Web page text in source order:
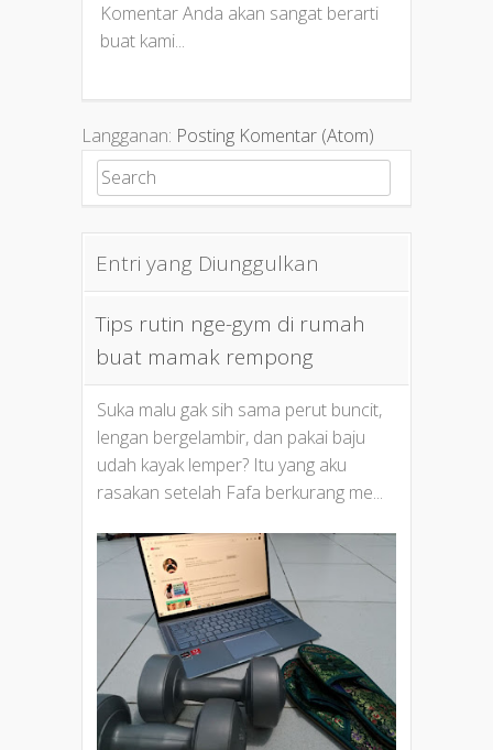
Komentar Anda akan sangat berarti
buat kami...
Langganan: Posting Komentar (Atom)
Search for:
Entri yang Diunggulkan
Tips rutin nge-gym di rumah
buat mamak rempong
Suka malu gak sih sama perut buncit,
lengan bergelambir, dan pakai baju
udah kayak lemper? Itu yang aku
rasakan setelah Fafa berkurang me...